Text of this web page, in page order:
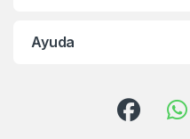
Ayuda